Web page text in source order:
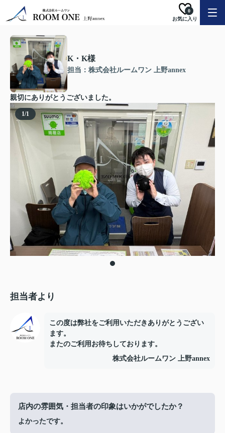
お気に入り
0
K・K様
担当：株式会社ルームワン 上野annex
親切にありがとうございました。
1/1
担当者より
この度は弊社をご利用いただきありがとうござい
ます。
またのご利用お待ちしております。
株式会社ルームワン 上野annex
店内の雰囲気・担当者の印象はいかがでしたか？
よかったです。